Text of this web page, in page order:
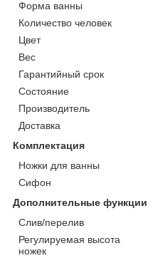
Форма ванны
Количество человек
Цвет
Вес
Гарантийный срок
Состояние
Производитель
Доставка
Комплектация
Ножки для ванны
Сифон
Дополнительные функции
Слив/перелив
Регулируемая высота
ножек